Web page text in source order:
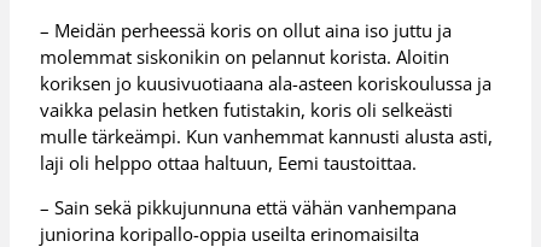
– Meidän perheessä koris on ollut aina iso juttu ja
molemmat siskonikin on pelannut korista. Aloitin
koriksen jo kuusivuotiaana ala-asteen koriskoulussa ja
vaikka pelasin hetken futistakin, koris oli selkeästi
mulle tärkeämpi. Kun vanhemmat kannusti alusta asti,
laji oli helppo ottaa haltuun, Eemi taustoittaa.
– Sain sekä pikkujunnuna että vähän vanhempana
juniorina koripallo-oppia useilta erinomaisilta